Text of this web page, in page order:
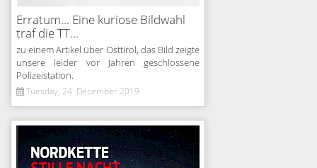
Erratum... Eine kuriose Bildwahl
traf die TT...
zu einem Artikel über Osttirol, das Bild zeigte
unsere leider vor Jahren geschlossene
Polizeistation.
Tuesday, 24. December 2019